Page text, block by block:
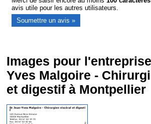
avis utile pour les autres utilisateurs.
Images pour
Yves Malgoire -
et digestif à Montpellier